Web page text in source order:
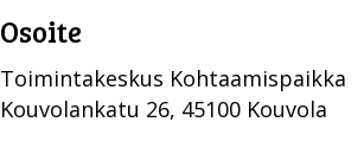
Osoite
Toimintakeskus Kohtaamispaikka
Kouvolankatu 26, 45100 Kouvola